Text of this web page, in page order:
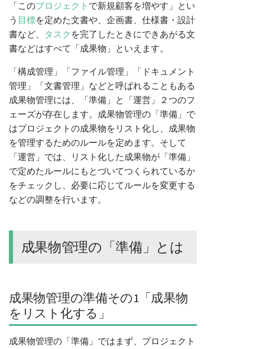
「このプロジェクト で新規顧客を増やす」とい
う 目標を定めた文書や、企画書、仕様書・設計
書など、
タスク を完了したときにできあがる文
書などはすべて「成果物」といえます。
「構成管理」「ファイル管理」「ドキュメント
管理」「文書管理」などと呼ばれることもある
成果物管理には、「準備」と「運営」２つのフ
ェーズが存在します。成果物管理の「準備」で
はプロジェクトの成果物をリスト化し、成果物
を管理するためのルールを定めます。そして
「運営」では、リスト化した成果物が「準備」
で定めたルールにもとづいてつくられているか
をチェックし、必要に応じてルールを変更する
などの調整を行います。
成果物管理の「準備」とは
成果物管理の準備その1「成果物
をリスト化する」
成果物管理の「準備」ではまず、プロジェクト